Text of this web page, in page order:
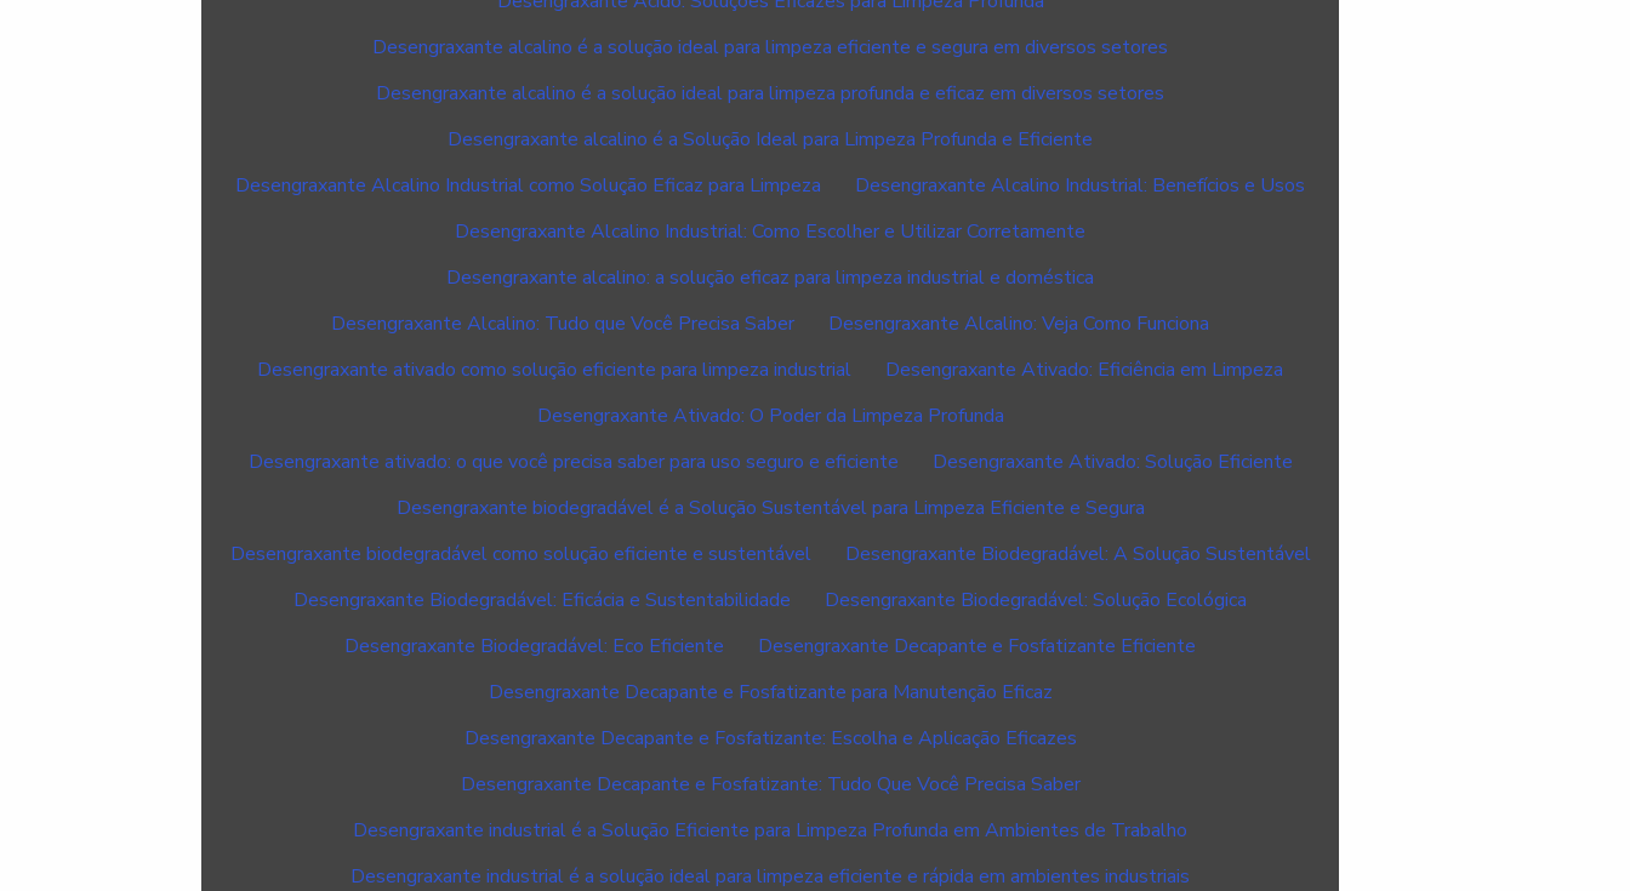
Desengraxante alcalino é a solução ideal para limpeza eficiente e segura em diversos setores
Desengraxante alcalino é a solução ideal para limpeza profunda e eficaz em diversos setores
Desengraxante alcalino é a Solução Ideal para Limpeza Profunda e Eficiente
Desengraxante Alcalino Industrial como Solução Eficaz para Limpeza
Desengraxante Alcalino Industrial: Benefícios e Usos
Desengraxante Alcalino Industrial: Como Escolher e Utilizar Corretamente
Desengraxante alcalino: a solução eficaz para limpeza industrial e doméstica
Desengraxante Alcalino: Tudo que Você Precisa Saber
Desengraxante Alcalino: Veja Como Funciona
Desengraxante ativado como solução eficiente para limpeza industrial
Desengraxante Ativado: Eficiência em Limpeza
Desengraxante Ativado: O Poder da Limpeza Profunda
Desengraxante ativado: o que você precisa saber para uso seguro e eficiente
Desengraxante Ativado: Solução Eficiente
Desengraxante biodegradável é a Solução Sustentável para Limpeza Eficiente e Segura
Desengraxante biodegradável como solução eficiente e sustentável
Desengraxante Biodegradável: A Solução Sustentável
Desengraxante Biodegradável: Eficácia e Sustentabilidade
Desengraxante Biodegradável: Solução Ecológica
Desengraxante Biodegradável: Eco Eficiente
Desengraxante Decapante e Fosfatizante Eficiente
Desengraxante Decapante e Fosfatizante para Manutenção Eficaz
Desengraxante Decapante e Fosfatizante: Escolha e Aplicação Eficazes
Desengraxante Decapante e Fosfatizante: Tudo Que Você Precisa Saber
Desengraxante industrial é a Solução Eficiente para Limpeza Profunda em Ambientes de Trabalho
Desengraxante industrial é a solução ideal para limpeza eficiente e rápida em ambientes industriais